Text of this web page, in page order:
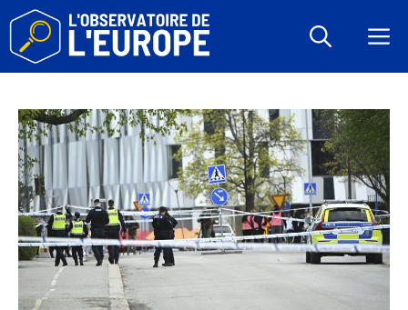
Aller
contenu